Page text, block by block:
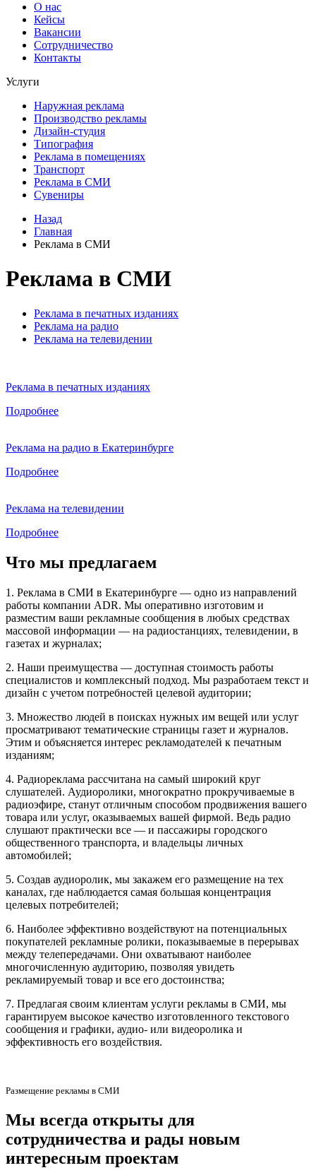
О нас
Кейсы
Вакансии
Сотрудничество
Контакты
Услуги
Наружная реклама
Производство рекламы
Дизайн-студия
Типография
Реклама в помещениях
Транспорт
Реклама в СМИ
Сувениры
Назад
Главная
Реклама в СМИ
Реклама в СМИ
Реклама в печатных изданиях
Реклама на радио
Реклама на телевидении
Реклама в печатных изданиях
Подробнее
Реклама на радио в Екатеринбурге
Подробнее
Реклама на телевидении
Подробнее
Что мы предлагаем
1. Реклама в СМИ в Екатеринбурге — одно из направлений
работы компании ADR. Мы оперативно изготовим и
разместим ваши рекламные сообщения в любых средствах
массовой информации — на радиостанциях, телевидении, в
газетах и журналах;
2. Наши преимущества — доступная стоимость работы
специалистов и комплексный подход. Мы разработаем текст и
дизайн с учетом потребностей целевой аудитории;
3. Множество людей в поисках нужных им вещей или услуг
просматривают тематические страницы газет и журналов.
Этим и объясняется интерес рекламодателей к печатным
изданиям;
4. Радиореклама рассчитана на самый широкий круг
слушателей. Аудиоролики, многократно прокручиваемые в
радиоэфире, станут отличным способом продвижения вашего
товара или услуг, оказываемых вашей фирмой. Ведь радио
слушают практически все — и пассажиры городского
общественного транспорта, и владельцы личных
автомобилей;
5. Создав аудиоролик, мы закажем его размещение на тех
каналах, где наблюдается самая большая концентрация
целевых потребителей;
6. Наиболее эффективно воздействуют на потенциальных
покупателей рекламные ролики, показываемые в перерывах
между телепередачами. Они охватывают наиболее
многочисленную аудиторию, позволяя увидеть
рекламируемый товар и все его достоинства;
7. Предлагая своим клиентам услуги рекламы в СМИ, мы
гарантируем высокое качество изготовленного текстового
сообщения и графики, аудио- или видеоролика и
эффективность его воздействия.
Размещение рекламы в СМИ
Мы всегда открыты для
сотрудничества и рады новым
интересным проектам